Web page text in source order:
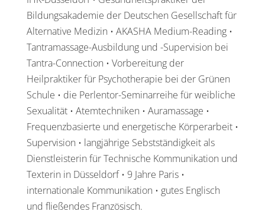
Bildungsakademie der Deutschen Gesellschaft für
Alternative Medizin • AKASHA Medium-Reading •
Tantramassage-Ausbildung und -Supervision bei
Tantra-Connection • Vorbereitung der
Heilpraktiker für Psychotherapie bei der Grünen
Schule • die Perlentor-Seminarreihe für weibliche
Sexualität • Atemtechniken • Auramassage •
Frequenzbasierte und energetische Körperarbeit •
Supervision • langjährige Sebstständigkeit als
Dienstleisterin für Technische Kommunikation und
Texterin in Düsseldorf • 9 Jahre Paris •
internationale Kommunikation • gutes Englisch
und fließendes Französisch.